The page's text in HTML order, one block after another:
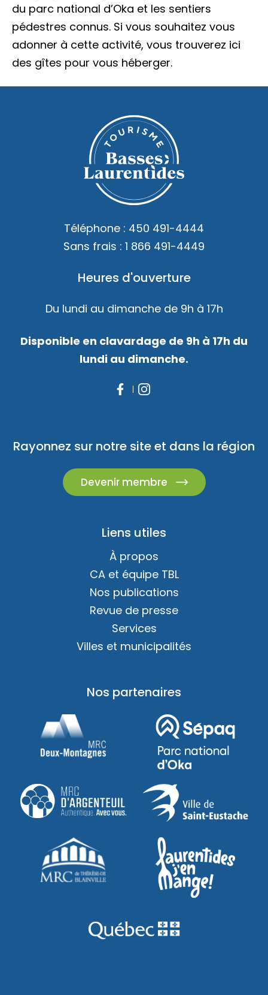
du parc national d’Oka et les sentiers
pédestres connus. Si vous souhaitez vous
adonner à cette activité, vous trouverez ici
des gîtes pour vous héberger.
Téléphone : 450 491-4444
Sans frais : 1 866 491-4449
Heures d'ouverture
Du lundi au dimanche de 9h à 17h
Disponible en clavardage de 9h à 17h du
lundi au dimanche.
Rayonnez sur notre site et dans la région
Devenir membre
Liens utiles
À propos
CA et équipe TBL
Nos publications
Revue de presse
Services
Villes et municipalités
Nos partenaires